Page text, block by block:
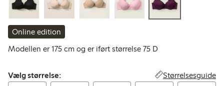
Online edition
Modellen er 175 cm og er iført størrelse 75 D
Vælg størrelse:
Vælg størrelse: Størrelsesguide